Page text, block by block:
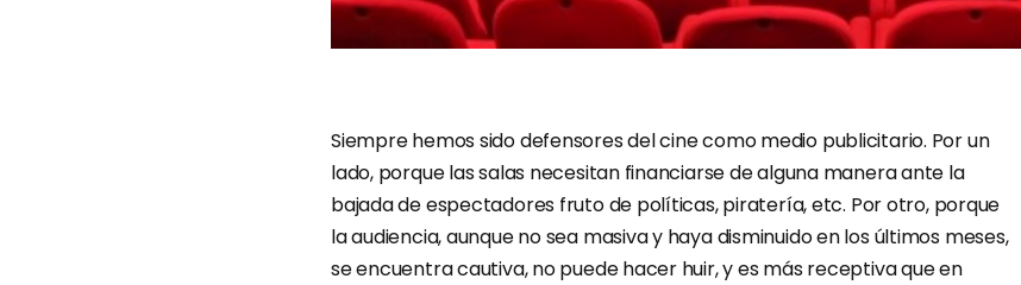
Siempre hemos sido defensores del cine como medio publicitario. Por un
lado, porque las salas necesitan financiarse de alguna manera ante la
bajada de espectadores fruto de políticas, piratería, etc. Por otro, porque
la audiencia, aunque no sea masiva y haya disminuido en los últimos meses,
se encuentra cautiva, no puede hacer huir, y es más receptiva que en